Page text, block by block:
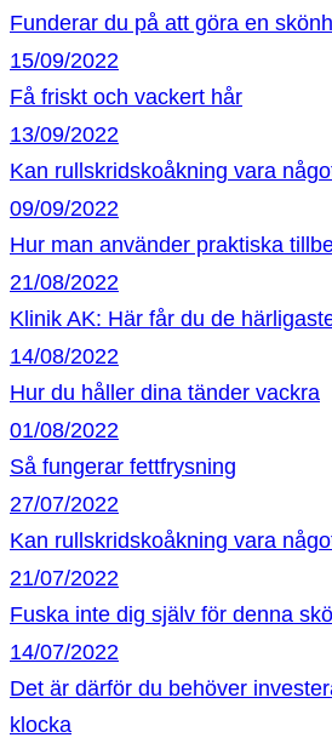
Funderar du på att göra en
15/09/2022
Få friskt och vackert hår
13/09/2022
Kan rullskridskoåkning vara
09/09/2022
Hur man använder praktiska
21/08/2022
Klinik AK: Här får du de
14/08/2022
Hur du håller dina tänder vackra
01/08/2022
Så fungerar fettfrysning
27/07/2022
Kan rullskridskoåkning vara
21/07/2022
Fuska inte dig själv för denna
14/07/2022
Det är därför du behöver
klocka